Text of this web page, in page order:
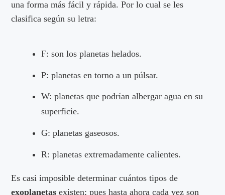
una forma más fácil y rápida. Por lo cual se les
clasifica según su letra:
F: son los planetas helados.
P: planetas en torno a un púlsar.
W: planetas que podrían albergar agua en su
superficie.
G: planetas gaseosos.
R: planetas extremadamente calientes.
Es casi imposible determinar cuántos tipos de
exoplanetasexisten; pues hasta ahora cada vez son